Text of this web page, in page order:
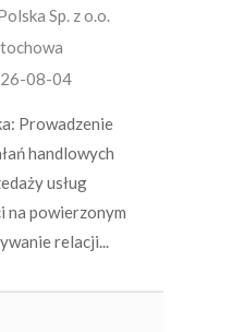
Sp. z o.o.
08-04
Prowadzenie
handlowych
usług
na powierzonym
relacji...